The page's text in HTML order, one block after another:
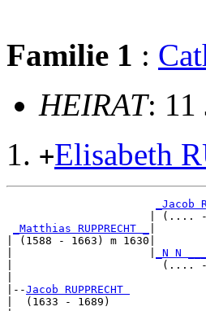
Familie 1 :
HEIRAT: 11
+Elisabeth
_Jacob
| (....
_Matthias RUPPRECHT _
| (1588 - 1663) m 1630|
_N N
|                       (.... -
|--Jacob RUPPRECHT
|  (1633 - 1689)